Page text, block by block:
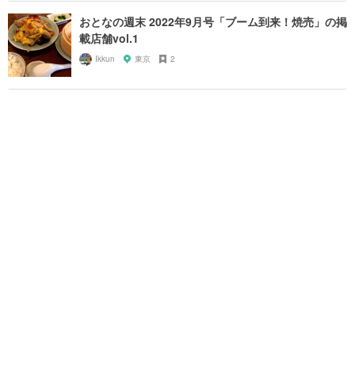
おとなの週末 2022年9月号「ブーム到来！焼売」の掲
載店舗vol.1
Ikkun 東京 2